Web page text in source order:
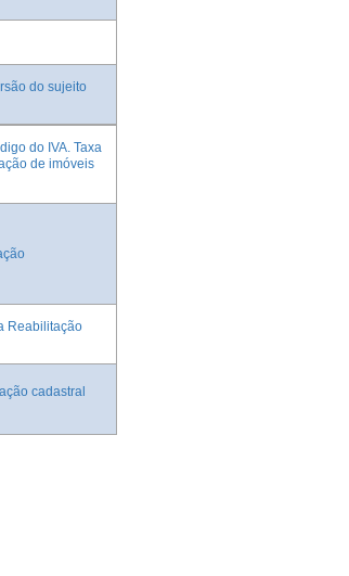
do sujeito
do IVA. Taxa
de imóveis
Reabilitação
cadastral